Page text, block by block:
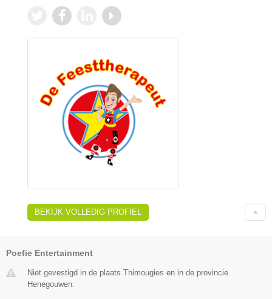
BEKIJK VOLLEDIG PROFIEL
Poefie Entertainment
Niet gevestigd in de plaats Thimougies en in de provincie
Henegouwen.